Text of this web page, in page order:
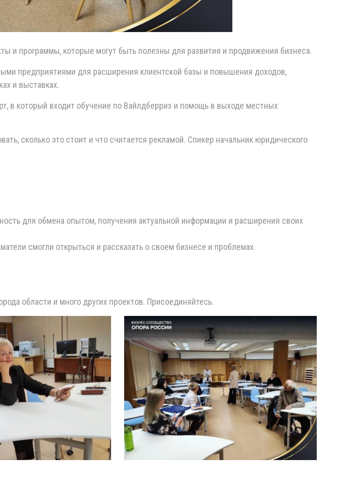
и программы, которые могут быть полезны для развития и продвижения бизнеса.
предприятиями для расширения клиентской базы и повышения доходов,
и выставках.
в который входит обучение по Вайлдберриз и помощь в выходе местных
сколько это стоит и что считается рекламой. Спикер начальник юридического
для обмена опытом, получения актуальной информации и расширения своих
смогли открыться и рассказать о своем бизнесе и проблемах.
области и много других проектов. Присоединяйтесь.